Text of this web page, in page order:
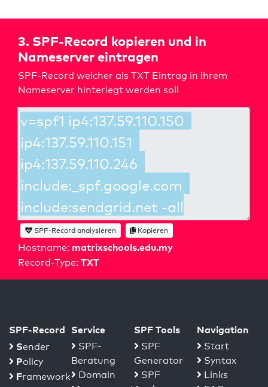
3. SPF-Record kopieren und in
Nameserver eintragen
SPF-Record welcher als TXT Eintrag in ihrem
Nameserver hinterlegt werden soll
Hostname: matrixschools.edu.my
Record-Type: TXT
SPF-Record analysieren Kopieren
SPF-Record
Sender
Policy
Framework
Service
SPF-
Beratung
Domain
SPF Tools
SPF
Generator
SPF
Navigation
Start
Syntax
Links